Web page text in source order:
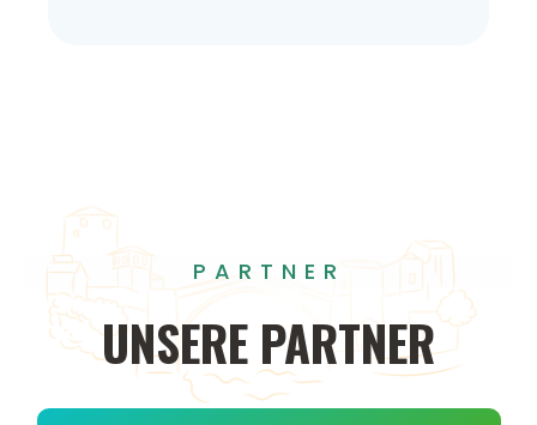
PARTNER
UNSERE PARTNER